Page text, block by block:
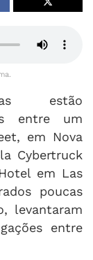
estão
entre um
em Nova
Cybertruck
em Las
poucas
levantaram
entre